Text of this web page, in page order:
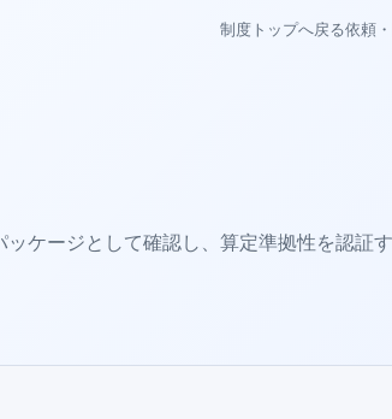
制度トップへ戻る依頼
ケージとして確認し、算定準拠性を認証す